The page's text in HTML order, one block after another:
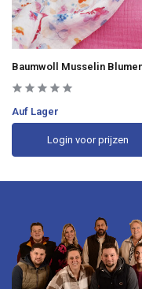
Baumwoll Musselin
Auf Lager
Login voor prijzen